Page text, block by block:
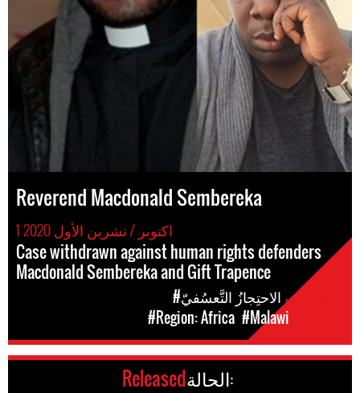
Reverend Macdonald Sembereka
1 اكتوبر / تشرين الأول 2020
Case withdrawn against human rights defenders
Macdonald Sembereka and Gift Trapence
#الاحتِجازُ التَّعسُفيّ
#Region: Africa #Malawi
الحالة: Released